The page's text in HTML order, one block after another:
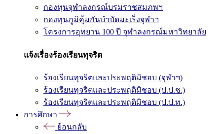
กองทุนจุฬาลงกรณ์บรมราชสมภพฯ
กองทุนภูมิคุ้มกันบำบัดมะเร็งจุฬาฯ
โครงการอุทยาน 100 ปี จุฬาลงกรณ์มหาวิทยาลัย
แจ้งเรื่องร้องเรียนทุจริต
ร้องเรียนทุจริตและประพฤติมิชอบ (จุฬาฯ)
ร้องเรียนทุจริตและประพฤติมิชอบ (ป.ป.ช.)
ร้องเรียนทุจริตและประพฤติมิชอบ (ป.ป.ท.)
การศึกษา
ย้อนกลับ